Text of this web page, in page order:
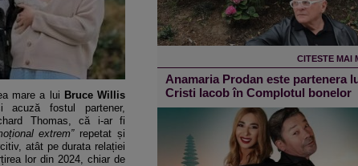
mare a lui Bruce Willis
fostul partener,
Thomas, că i-ar fi
extrem”repetat și
atât pe durata relației
lor din 2024, chiar de
CITESTE MAI
Anamaria Prodan este partenera
Cristi Iacob în Complotul bonelor